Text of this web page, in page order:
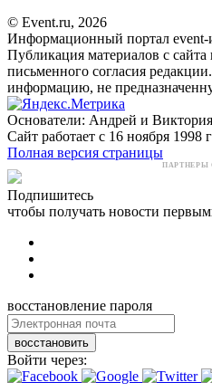
© Event.ru, 2026
Информационный портал event-
Публикация материалов с сайта
письменного согласия
информацию, не
Основатели: Андрей и
Сайт работает с 16 ноября 1998
Полная версия страницы
ПАРТНЕРЫ
Подпишитесь
чтобы получать новости
восстановление пароля
восстановить
Войти через: